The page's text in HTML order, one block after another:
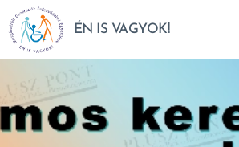
ÉN IS VAGYOK!